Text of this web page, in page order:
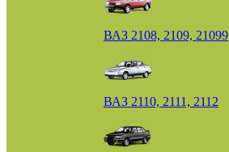
ВАЗ 2108, 2109, 21099
ВАЗ 2110, 2111, 2112